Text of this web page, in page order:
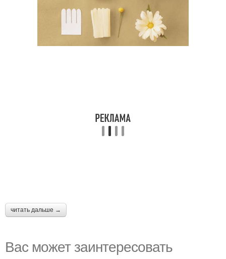
читать дальше →
Вас может заинтересовать